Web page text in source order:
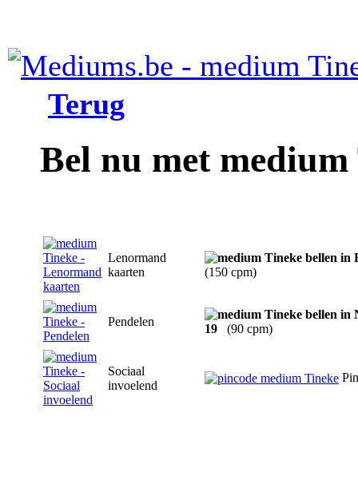
Terug
Bel nu met
Lenormand
kaarten
(150 cpm)
Pendelen
19 (90 cpm)
Sociaal
invoelend